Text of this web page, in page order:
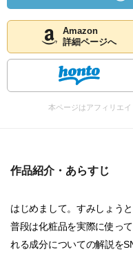
Amazon
詳細ページへ
本ページはアフィリエ
作品紹介・あらすじ
はじめまして。すみしょうと
普段は化粧品を実際に使っ
れる成分についての解説を